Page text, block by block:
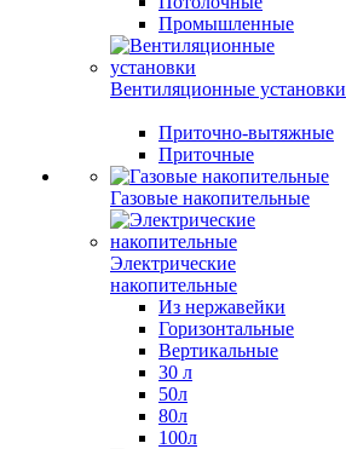
Промышленные
Вентиляционные установки
Приточно-вытяжные
Приточные
Газовые накопительные
Электрические
накопительные
Из нержавейки
Горизонтальные
Вертикальные
30 л
50л
80л
100л